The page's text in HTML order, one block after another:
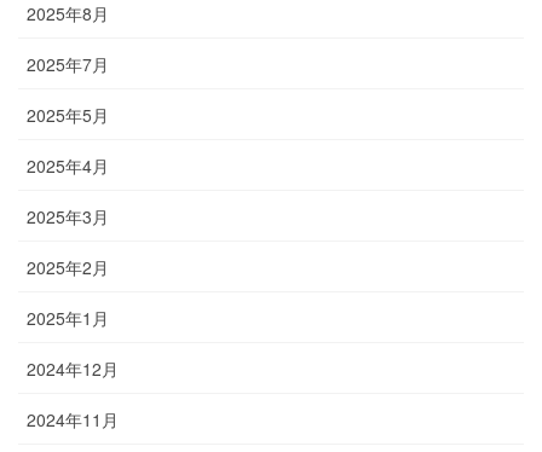
2025年8月
2025年7月
2025年5月
2025年4月
2025年3月
2025年2月
2025年1月
2024年12月
2024年11月